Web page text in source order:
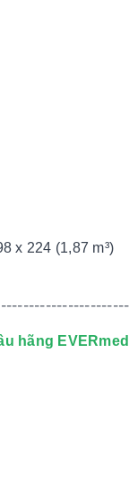
x 224 (1,87 m³)
hãng